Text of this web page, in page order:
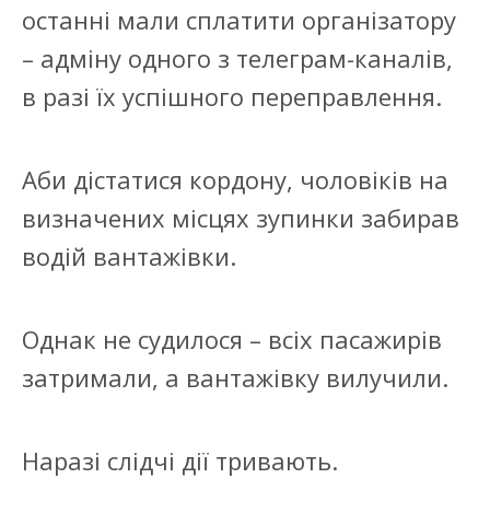
останні мали сплатити організатору
– адміну одного з телеграм-каналів,
в разі їх успішного переправлення.
Аби дістатися кордону, чоловіків на
визначених місцях зупинки забирав
водій вантажівки.
Однак не судилося – всіх пасажирів
затримали, а вантажівку вилучили.
Наразі слідчі дії тривають.